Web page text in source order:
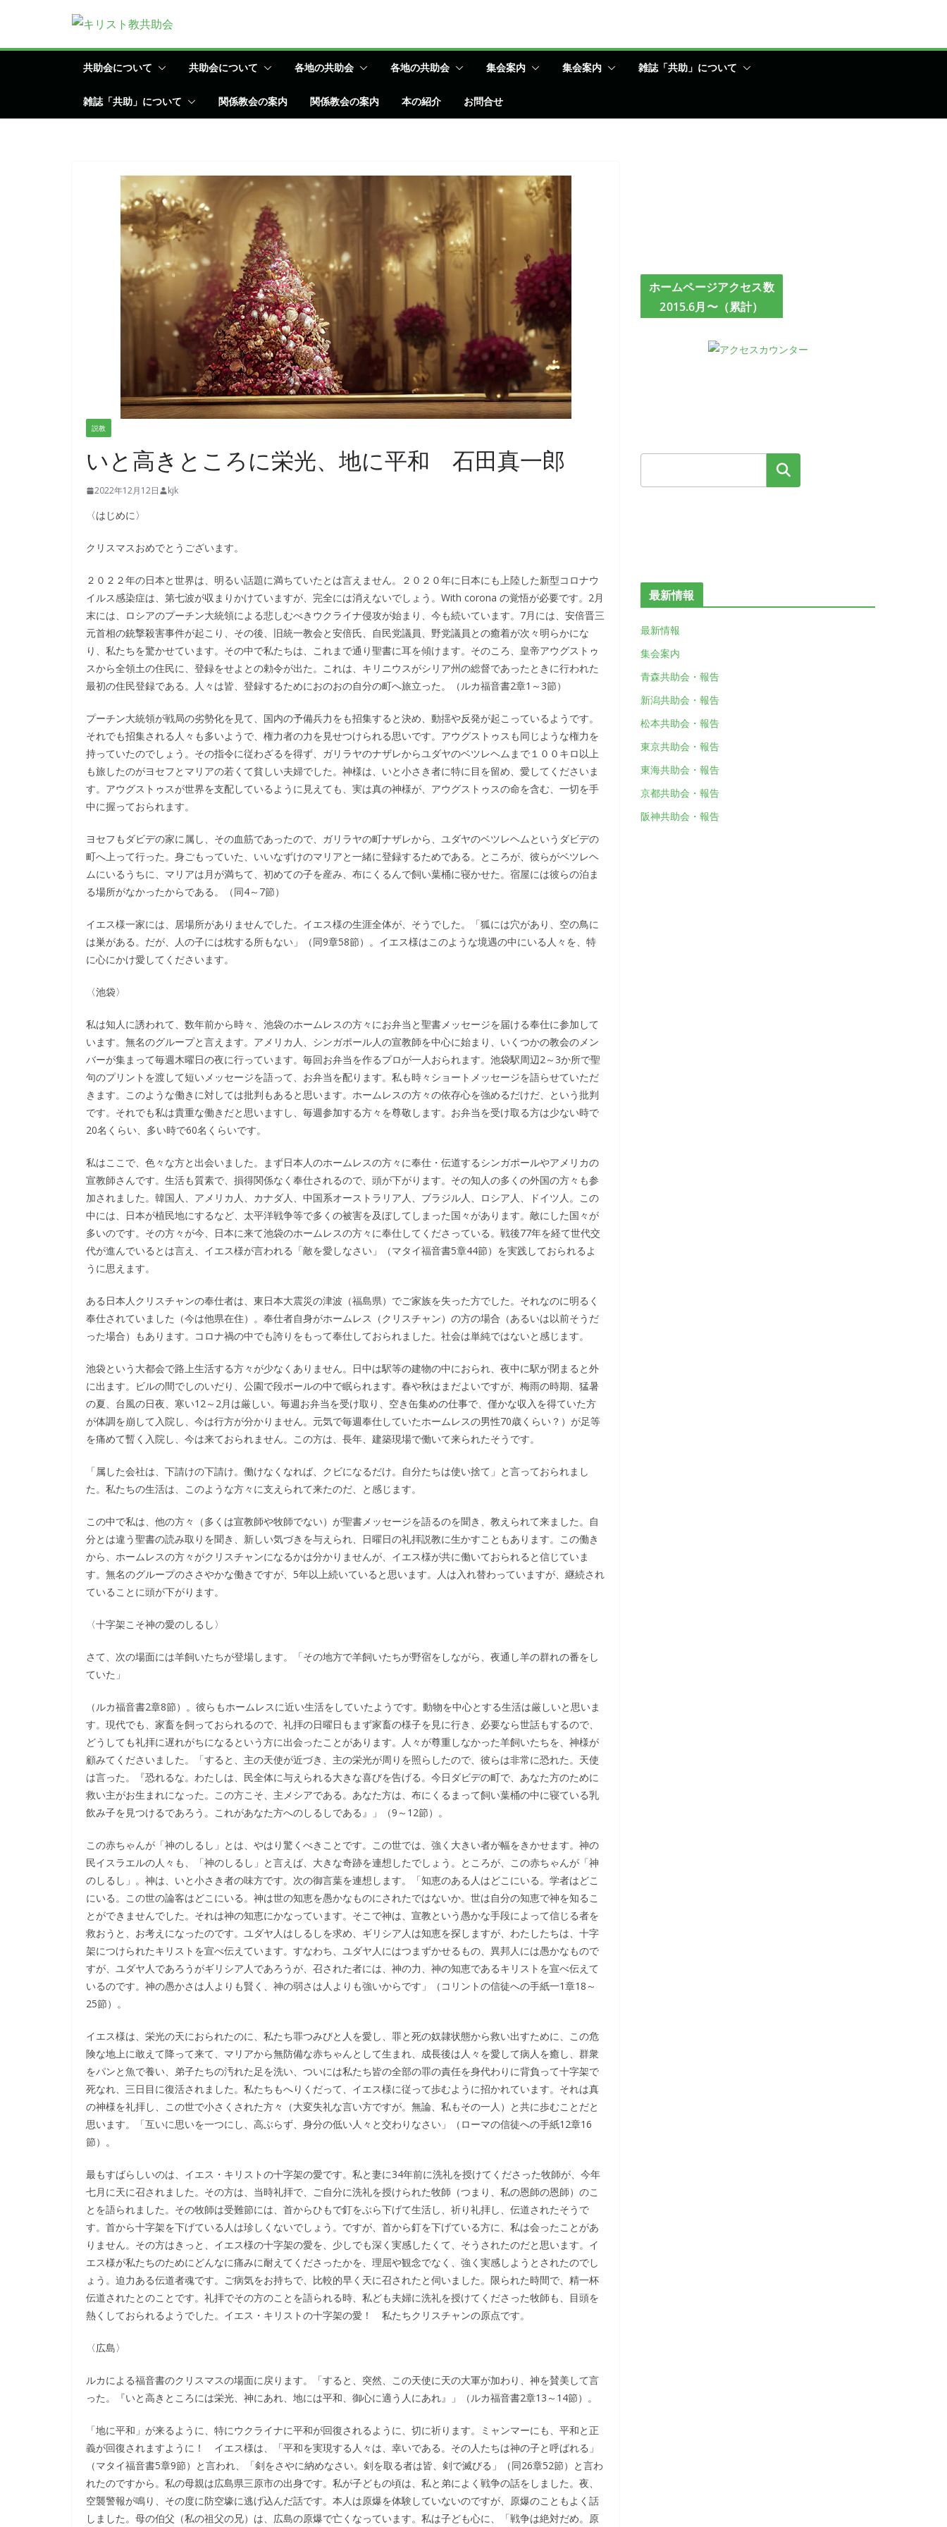
テ
共助会について 共助会について 各地の共助会 各地の共助会 集会案内 集会案内 雑誌「共助」について
雑誌「共助」について 関係教会の案内 関係教会の案内 本の紹介 お問合せ
説教
いと高きところに栄光、地に平和 石田真一郎
2022年12月12日 kjk
〈はじめに〉
クリスマスおめでとうございます。
２０２２年の日本と世界は、明るい話題に満ちていたとは言えません。２０２０年に日本にも上陸した新型コロナウ
イルス感染症は、第七波が収まりかけていますが、完全には消えないでしょう。With corona の覚悟が必要です。2月
末には、ロシアのプーチン大統領による悲しむべきウクライナ侵攻が始まり、今も続いています。7月には、安倍晋三
元首相の銃撃殺害事件が起こり、その後、旧統一教会と安倍氏、自民党議員、野党議員との癒着が次々明らかにな
り、私たちを驚かせています。その中で私たちは、これまで通り聖書に耳を傾けます。そのころ、皇帝アウグストゥ
スから全領土の住民に、登録をせよとの勅令が出た。これは、キリニウスがシリア州の総督であったときに行われた
最初の住民登録である。人々は皆、登録するためにおのおの自分の町へ旅立った。（ルカ福音書2章1～3節）
プーチン大統領が戦局の劣勢化を見て、国内の予備兵力をも招集すると決め、動揺や反発が起こっているようです。
それでも招集される人々も多いようで、権力者の力を見せつけられる思いです。アウグストゥスも同じような権力を
持っていたのでしょう。その指令に従わざるを得ず、ガリラヤのナザレからユダヤのベツレヘムまで１００キロ以上
も旅したのがヨセフとマリアの若くて貧しい夫婦でした。神様は、いと小さき者に特に目を留め、愛してくださいま
す。アウグストゥスが世界を支配しているように見えても、実は真の神様が、アウグストゥスの命を含む、一切を手
中に握っておられます。
ヨセフもダビデの家に属し、その血筋であったので、ガリラヤの町ナザレから、ユダヤのベツレヘムというダビデの
町へ上って行った。身ごもっていた、いいなずけのマリアと一緒に登録するためである。ところが、彼らがベツレヘ
ムにいるうちに、マリアは月が満ちて、初めての子を産み、布にくるんで飼い葉桶に寝かせた。宿屋には彼らの泊ま
る場所がなかったからである。（同4～7節）
イエス様一家には、居場所がありませんでした。イエス様の生涯全体が、そうでした。「狐には穴があり、空の鳥に
は巣がある。だが、人の子には枕する所もない」（同9章58節）。イエス様はこのような境遇の中にいる人々を、特
に心にかけ愛してくださいます。
〈池袋〉
私は知人に誘われて、数年前から時々、池袋のホームレスの方々にお弁当と聖書メッセージを届ける奉仕に参加して
います。無名のグループと言えます。アメリカ人、シンガポール人の宣教師を中心に始まり、いくつかの教会のメン
バーが集まって毎週木曜日の夜に行っています。毎回お弁当を作るプロが一人おられます。池袋駅周辺2～3か所で聖
句のプリントを渡して短いメッセージを語って、お弁当を配ります。私も時々ショートメッセージを語らせていただ
きます。このような働きに対しては批判もあると思います。ホームレスの方々の依存心を強めるだけだ、という批判
です。それでも私は貴重な働きだと思いますし、毎週参加する方々を尊敬します。お弁当を受け取る方は少ない時で
20名くらい、多い時で60名くらいです。
私はここで、色々な方と出会いました。まず日本人のホームレスの方々に奉仕・伝道するシンガポールやアメリカの
宣教師さんです。生活も質素で、損得関係なく奉仕されるので、頭が下がります。その知人の多くの外国の方々も参
加されました。韓国人、アメリカ人、カナダ人、中国系オーストラリア人、ブラジル人、ロシア人、ドイツ人。この
中には、日本が植民地にするなど、太平洋戦争等で多くの被害を及ぼしてしまった国々があります。敵にした国々が
多いのです。その方々が今、日本に来て池袋のホームレスの方々に奉仕してくださっている。戦後77年を経て世代交
代が進んでいるとは言え、イエス様が言われる「敵を愛しなさい」（マタイ福音書5章44節）を実践しておられるよ
うに思えます。
ある日本人クリスチャンの奉仕者は、東日本大震災の津波（福島県）でご家族を失った方でした。それなのに明るく
奉仕されていました（今は他県在住）。奉仕者自身がホームレス（クリスチャン）の方の場合（あるいは以前そうだ
った場合）もあります。コロナ禍の中でも誇りをもって奉仕しておられました。社会は単純ではないと感じます。
池袋という大都会で路上生活する方々が少なくありません。日中は駅等の建物の中におられ、夜中に駅が閉まると外
に出ます。ビルの間でしのいだり、公園で段ボールの中で眠られます。春や秋はまだよいですが、梅雨の時期、猛暑
の夏、台風の日夜、寒い12～2月は厳しい。毎週お弁当を受け取り、空き缶集めの仕事で、僅かな収入を得ていた方
が体調を崩して入院し、今は行方が分かりません。元気で毎週奉仕していたホームレスの男性70歳くらい？）が足等
を痛めて暫く入院し、今は来ておられません。この方は、長年、建築現場で働いて来られたそうです。
「属した会社は、下請けの下請け。働けなくなれば、クビになるだけ。自分たちは使い捨て」と言っておられまし
た。私たちの生活は、このような方々に支えられて来たのだ、と感じます。
この中で私は、他の方々（多くは宣教師や牧師でない）が聖書メッセージを語るのを聞き、教えられて来ました。自
分とは違う聖書の読み取りを聞き、新しい気づきを与えられ、日曜日の礼拝説教に生かすこともあります。この働き
から、ホームレスの方々がクリスチャンになるかは分かりませんが、イエス様が共に働いておられると信じていま
す。無名のグループのささやかな働きですが、5年以上続いていると思います。人は入れ替わっていますが、継続され
ていることに頭が下がります。
〈十字架こそ神の愛のしるし〉
さて、次の場面には羊飼いたちが登場します。「その地方で羊飼いたちが野宿をしながら、夜通し羊の群れの番をし
ていた」
（ルカ福音書2章8節）。彼らもホームレスに近い生活をしていたようです。動物を中心とする生活は厳しいと思いま
す。現代でも、家畜を飼っておられるので、礼拝の日曜日もまず家畜の様子を見に行き、必要なら世話もするので、
どうしても礼拝に遅れがちになるという方に出会ったことがあります。人々が尊重しなかった羊飼いたちを、神様が
顧みてくださいました。「すると、主の天使が近づき、主の栄光が周りを照らしたので、彼らは非常に恐れた。天使
は言った。『恐れるな。わたしは、民全体に与えられる大きな喜びを告げる。今日ダビデの町で、あなた方のために
救い主がお生まれになった。この方こそ、主メシアである。あなた方は、布にくるまって飼い葉桶の中に寝ている乳
飲み子を見つけるであろう。これがあなた方へのしるしである』」（9～12節）。
この赤ちゃんが「神のしるし」とは、やはり驚くべきことです。この世では、強く大きい者が幅をきかせます。神の
民イスラエルの人々も、「神のしるし」と言えば、大きな奇跡を連想したでしょう。ところが、この赤ちゃんが「神
のしるし」。神は、いと小さき者の味方です。次の御言葉を連想します。「知恵のある人はどこにいる。学者はどこ
にいる。この世の論客はどこにいる。神は世の知恵を愚かなものにされたではないか。世は自分の知恵で神を知るこ
とができませんでした。それは神の知恵にかなっています。そこで神は、宣教という愚かな手段によって信じる者を
救おうと、お考えになったのです。ユダヤ人はしるしを求め、ギリシア人は知恵を探しますが、わたしたちは、十字
架につけられたキリストを宣べ伝えています。すなわち、ユダヤ人にはつまずかせるもの、異邦人には愚かなもので
すが、ユダヤ人であろうがギリシア人であろうが、召された者には、神の力、神の知恵であるキリストを宣べ伝えて
いるのです。神の愚かさは人よりも賢く、神の弱さは人よりも強いからです」（コリントの信徒への手紙一1章18～
25節）。
イエス様は、栄光の天におられたのに、私たち罪つみびと人を愛し、罪と死の奴隷状態から救い出すために、この危
険な地上に敢えて降って来て、マリアから無防備な赤ちゃんとして生まれ、成長後は人々を愛して病人を癒し、群衆
をパンと魚で養い、弟子たちの汚れた足を洗い、ついには私たち皆の全部の罪の責任を身代わりに背負って十字架で
死なれ、三日目に復活されました。私たちもへりくだって、イエス様に従って歩むように招かれています。それは真
の神様を礼拝し、この世で小さくされた方々（大変失礼な言い方ですが。無論、私もその一人）と共に歩むことだと
思います。「互いに思いを一つにし、高ぶらず、身分の低い人々と交わりなさい」（ローマの信徒への手紙12章16
節）。
最もすばらしいのは、イエス・キリストの十字架の愛です。私と妻に34年前に洗礼を授けてくださった牧師が、今年
七月に天に召されました。その方は、当時礼拝で、ご自分に洗礼を授けられた牧師（つまり、私の恩師の恩師）のこ
とを語られました。その牧師は受難節には、首からひもで釘をぶら下げて生活し、祈り礼拝し、伝道されたそうで
す。首から十字架を下げている人は珍しくないでしょう。ですが、首から釘を下げている方に、私は会ったことがあ
りません。その方はきっと、イエス様の十字架の愛を、少しでも深く実感したくて、そうされたのだと思います。イ
エス様が私たちのためにどんなに痛みに耐えてくださったかを、理屈や観念でなく、強く実感しようとされたのでし
ょう。迫力ある伝道者魂です。ご病気をお持ちで、比較的早く天に召されたと伺いました。限られた時間で、精一杯
伝道されたとのことです。礼拝でその方のことを語られる時、私ども夫婦に洗礼を授けてくださった牧師も、目頭を
熱くしておられるようでした。イエス・キリストの十字架の愛！ 私たちクリスチャンの原点です。
〈広島〉
ルカによる福音書のクリスマスの場面に戻ります。「すると、突然、この天使に天の大軍が加わり、神を賛美して言
った。『いと高きところには栄光、神にあれ、地には平和、御心に適う人にあれ』」（ルカ福音書2章13～14節）。
「地に平和」が来るように、特にウクライナに平和が回復されるように、切に祈ります。ミャンマーにも、平和と正
義が回復されますように！ イエス様は、「平和を実現する人々は、幸いである。その人たちは神の子と呼ばれる」
（マタイ福音書5章9節）と言われ、「剣をさやに納めなさい。剣を取る者は皆、剣で滅びる」（同26章52節）と言わ
れたのですから。私の母親は広島県三原市の出身です。私が子どもの頃は、私と弟によく戦争の話をしました。夜、
空襲警報が鳴り、その度に防空壕に逃げ込んだ話です。本人は原爆を体験していないのですが、原爆のこともよく話
しました。母の伯父（私の祖父の兄）は、広島の原爆で亡くなっています。私は子ども心に、「戦争は絶対だめ。原
ホームページアクセス数
2015.6月〜（累計）
検索
最新情報
最新情報
集会案内
青森共助会・報告
新潟共助会・報告
松本共助会・報告
東京共助会・報告
東海共助会・報告
京都共助会・報告
阪神共助会・報告